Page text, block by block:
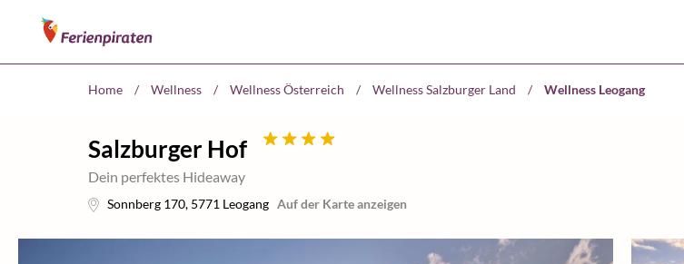
Home / Wellness / Wellness Österreich / Wellness Salzburger Land / Wellness Leogang
Salzburger Hof
Dein perfektes Hideaway
Sonnberg 170, 5771 Leogang Auf der Karte anzeigen